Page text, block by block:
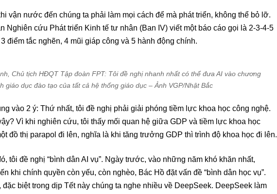
vận nước đến chúng ta phải làm mọi cách để mà phát triển, không thể bỏ lỡ.
Nghiên cứu Phát triển Kinh tế tư nhân (Ban IV) viết một báo cáo gọi là 2-3-4-5
điểm tắc nghẽn, 4 mũi giáp công và 5 hành động chính.
Chủ tịch HĐQT Tập đoàn FPT: Tôi đề nghị nhanh nhất có thể đưa AI vào chương
giáo dục đào tạo của tất cả hệ thống giáo dục – Ảnh VGP/Nhật Bắc
vào 2 ý: Thứ nhất, tôi đề nghị phải giải phóng tiềm lực khoa học công nghệ.
Vì khi nghiên cứu, tôi thấy mối quan hệ giữa GDP và tiềm lực khoa học
đồ thị parapol đi lên, nghĩa là khi tăng trưởng GDP thì trình độ khoa học đi lên.
tôi đề nghị “bình dân AI vụ”. Ngày trước, vào những năm khó khăn nhất,
khi chính quyền còn yếu, còn nghèo, Bác Hồ đặt vấn đề “bình dân học vụ”.
biệt trong dịp Tết này chúng ta nghe nhiều về DeepSeek. DeepSeek làm